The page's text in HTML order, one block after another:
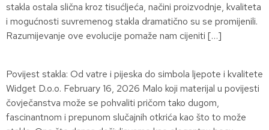
stakla ostala slična kroz tisućljeća, načini proizvodnje, kvaliteta
i mogućnosti suvremenog stakla dramatično su se promijenili.
Razumijevanje ove evolucije pomaže nam cijeniti […]
Povijest stakla: Od vatre i pijeska do simbola ljepote i kvalitete
Widget D.o.o. February 16, 2026 Malo koji materijal u povijesti
čovječanstva može se pohvaliti pričom tako dugom,
fascinantnom i prepunom slučajnih otkrića kao što to može